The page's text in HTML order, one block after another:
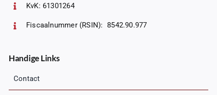
KvK: 61301264
Fiscaalnummer (RSIN): 8542.90.977
Handige Links
Contact